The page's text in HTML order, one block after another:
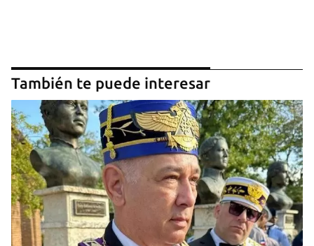
También te puede interesar